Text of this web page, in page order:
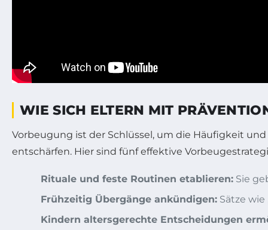
WIE SICH ELTERN MIT
Vorbeugung ist der Schlüssel, um die Häufigkeit
entschärfen. Hier sind fünf effektive
Rituale und feste Routinen etablieren: Sie
Frühzeitig Übergänge ankündigen: Sätze
Kindern altersgerechte Entscheidungen